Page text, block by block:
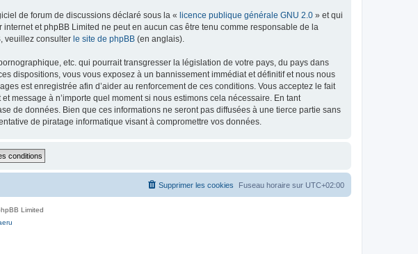
de forum de discussions déclaré sous la « licence publique générale GNU 2.0 » et qui
et phpBB Limited ne peut en aucun cas être tenu comme responsable de la
veuillez consulter le site de phpBB (en anglais).
etc. qui pourrait transgresser la législation de votre pays, du pays dans
dispositions, vous vous exposez à un bannissement immédiat et définitif et nous nous
est enregistrée afin d’aider au renforcement de ces conditions. Vous acceptez le fait
message à n’importe quel moment si nous estimons cela nécessaire. En tant
de données. Bien que ces informations ne seront pas diffusées à une tierce partie sans
de piratage informatique visant à compromettre vos données.
Fuseau horaire sur UTC+02:00
Supprimer les cookies
Limited